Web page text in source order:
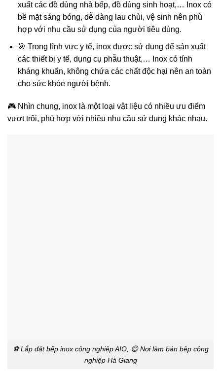
xuất các đồ dùng nhà bếp, đồ dùng sinh hoạt,… Inox có
bề mặt sáng bóng, dễ dàng lau chùi, vệ sinh nên phù
hợp với nhu cầu sử dụng của người tiêu dùng.
🎯 Trong lĩnh vực y tế, inox được sử dụng để sản xuất
các thiết bị y tế, dụng cụ phẫu thuật,… Inox có tính
kháng khuẩn, không chứa các chất độc hại nên an toàn
cho sức khỏe người bệnh.
🎮 Nhìn chung, inox là một loại vật liệu có nhiều ưu điểm
vượt trội, phù hợp với nhiều nhu cầu sử dụng khác nhau.
⚽ Lắp đặt bếp inox công nghiệp AIO, 😊 Nơi làm bán bêp công
nghiệp Hà Giang